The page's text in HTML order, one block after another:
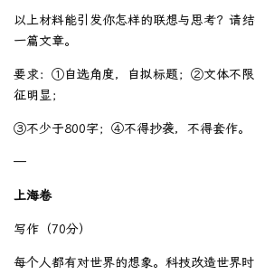
以上材料能引发你怎样的联想与思考？请
一篇文章。
要求：①自选角度，自拟标题；②文体不
征明显；
③不少于800字；④不得抄袭，不得套作。
—
上海卷
写作（70分）
每个人都有对世界的想象。科技改造世界